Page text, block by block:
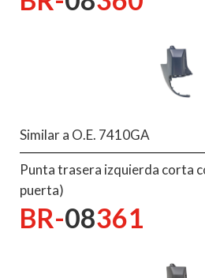
Similar a O.E. 7410GA
Punta trasera izquierda corta
puerta)
BR-08361